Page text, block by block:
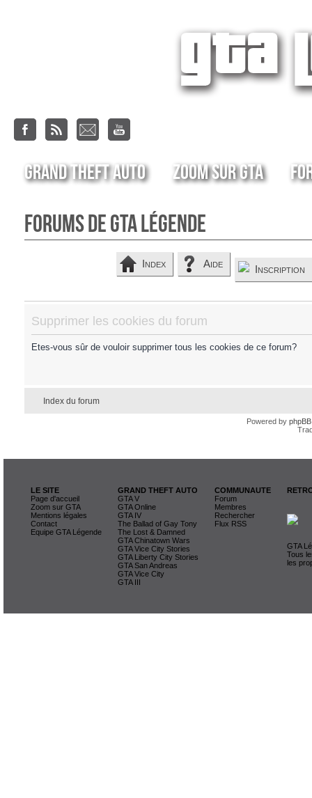
Grand Theft Auto Zoom sur GTA
Forums de GTA Légende
Index Aide Inscription
Supprimer les cookies du forum
Etes-vous sûr de vouloir supprimer tous les cookies de ce forum?
Index du forum
Powered by phpBB
LE SITE
Page d'accueil
Zoom sur GTA
Mentions légales
Contact
Equipe GTA Légende
GRAND THEFT AUTO
GTA V
GTA Online
GTA IV
The Ballad of Gay Tony
The Lost & Damned
GTA Chinatown Wars
GTA Vice City Stories
GTA Liberty City Stories
GTA San Andreas
GTA Vice City
GTA III
COMMUNAUTE
Forum
Membres
Rechercher
Flux RSS
GTA
Tous
les